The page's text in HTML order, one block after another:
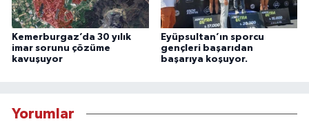
Kemerburgaz’da 30 yılık
imar sorunu çözüme
kavuşuyor
Eyüpsultan’ın sporcu
gençleri başarıdan
başarıya koşuyor.
Yorumlar